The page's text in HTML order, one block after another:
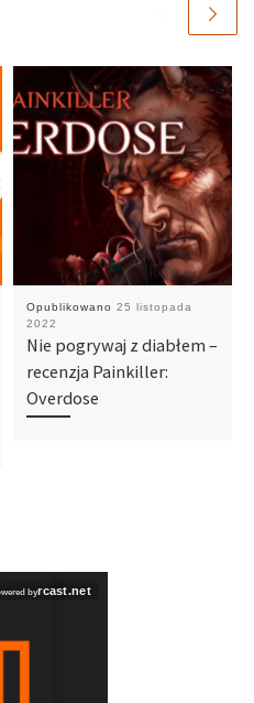
Opublikowano 25 listopada
2022
Nie pogrywaj z diabłem –
recenzja Painkiller:
Overdose